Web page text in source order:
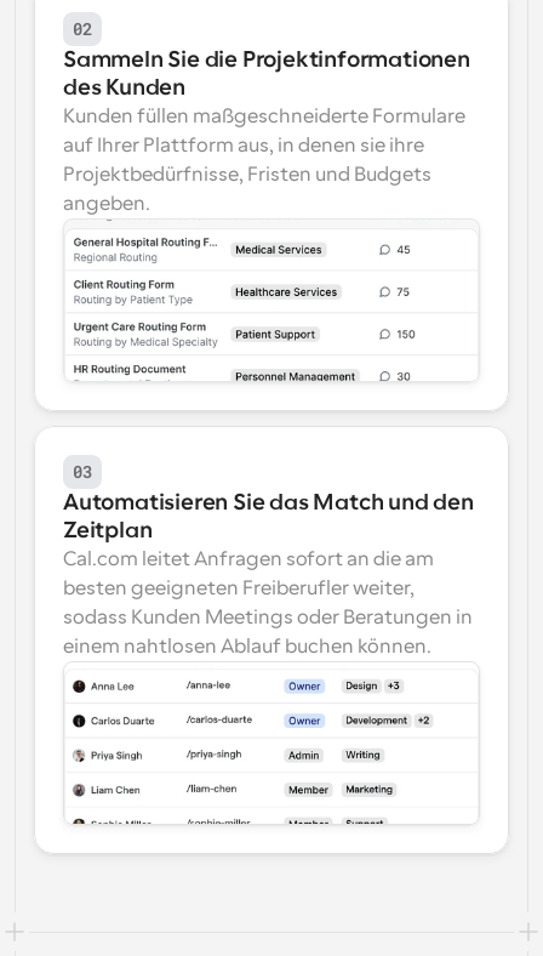
02
Sammeln Sie die Projektinformationen
des Kunden
Kunden füllen maßgeschneiderte Formulare
auf Ihrer Plattform aus, in denen sie ihre
Projektbedürfnisse, Fristen und Budgets
angeben.
03
Automatisieren Sie das Match und den
Zeitplan
Cal.com leitet Anfragen sofort an die am
besten geeigneten Freiberufler weiter,
sodass Kunden Meetings oder Beratungen in
einem nahtlosen Ablauf buchen können.